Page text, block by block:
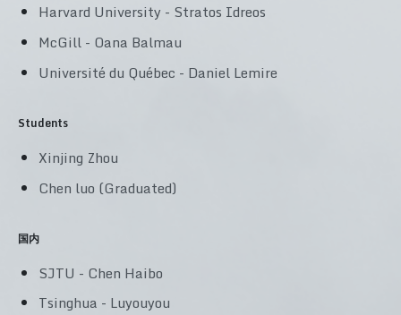
Harvard University - Stratos Idreos
McGill - Oana Balmau
Université du Québec - Daniel Lemire
Students
Xinjing Zhou
Chen luo (Graduated)
国内
SJTU - Chen Haibo
Tsinghua - Luyouyou